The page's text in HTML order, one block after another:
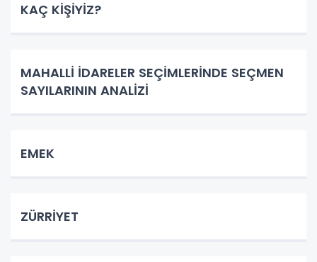
KAÇ KİŞİYİZ?
MAHALLİ İDARELER SEÇİMLERİNDE SEÇMEN
SAYILARININ ANALİZİ
EMEK
ZÜRRİYET